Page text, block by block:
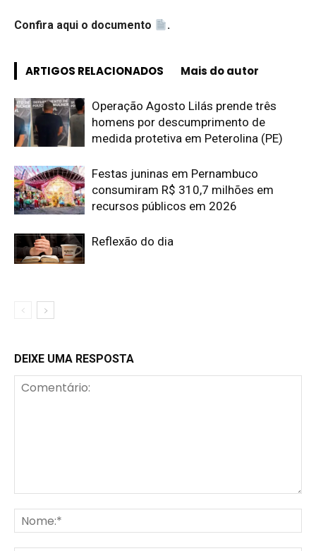
Confira aqui o documento .
ARTIGOS RELACIONADOS Mais do autor
Operação Agosto Lilás prende três
homens por descumprimento de
medida protetiva em Peterolina (PE)
Festas juninas em Pernambuco
consumiram R$ 310,7 milhões em
recursos públicos em 2026
Reflexão do dia
DEIXE UMA RESPOSTA